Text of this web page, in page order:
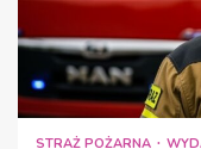
STRAŻ POŻARNA